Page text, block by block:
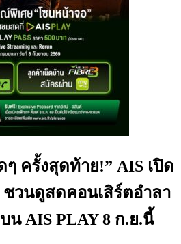
ๆ ครั้งสุดท้าย!” AIS เปิด
วนดูสดคอนเสิร์ตอำลา
น AIS PLAY 8 ก.ย.นี้